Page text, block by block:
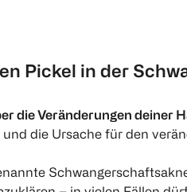
Pickel in der
die Veränderungen deiner
und die Ursache für den